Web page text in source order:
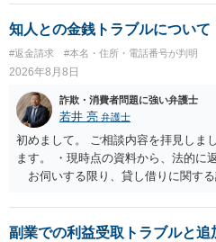
ず、最寄りの消費生活センターへ相
かのアドバイスを受けられることを
れば、弁護士へ依頼して警告しても
せん。
知人との金銭トラブルについて
#返金請求 #本名・住所・電話番号が判明
2026年8月8日
詐欺・消費者問題に強い弁護士
若井 亮 弁護士
初めまして。 ご相談内容を拝見しま
ます。 ・現時点の資料から、法的に
お伺いする限り、貸し借りに関す
主張や現在の資料を踏まえ、今後
贈与か消費貸借かの争いにおいては
副業での利益受取トラブルと追